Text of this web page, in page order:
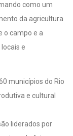
como um
da agricultura
o campo e a
e
municípios do Rio
e cultural
liderados por